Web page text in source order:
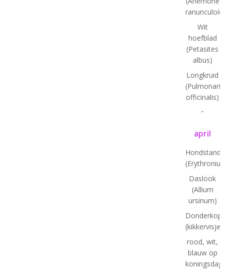
Wit
hoefblad
(Petasites
albus)
Longkruid
(Pulmonaria
officinalis)
-
april
Hondstand
Daslook
(Allium
ursinum)
rood, wit,
blauw op
koningsdag